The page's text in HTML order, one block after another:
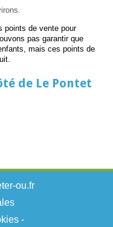
points de vente pour
pas garantir que
mais ces points de
de Le Pontet
ou.fr
-